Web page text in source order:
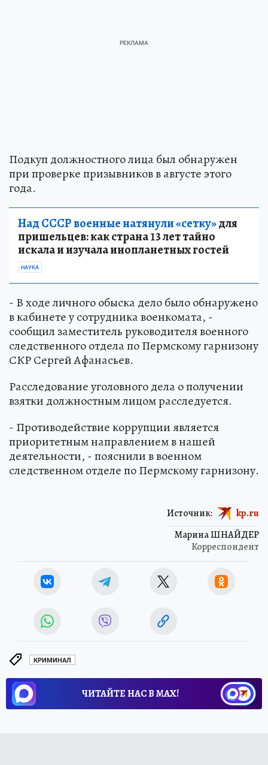
Подкуп должностного лица был обнаружен
при проверке призывников в августе этого
года.
Над СССР военные натянули «сетку»для
пришельцев: как страна 13 лет тайно
искала и изучала инопланетных гостей
НАУКА
- В ходе личного обыска дело было обнаружено
в кабинете у сотрудника военкомата, -
сообщил заместитель руководителя военного
следственного отдела по Пермскому гарнизону
СКР Сергей Афанасьев.
Расследование уголовного дела о получении
взятки должностным лицом расследуется.
- Противодействие коррупции является
приоритетным направлением в нашей
деятельности, - пояснили в военном
следственном отделе по Пермскому гарнизону.
Марина ШНАЙДЕР
Корреспондент
Источник: kp.ru
КРИМИНАЛ
ЧИТАЙТЕ НАС В МАХ!